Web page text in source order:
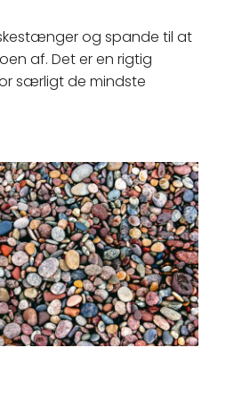
og spande til at
af. Det er en rigtig
særligt de mindste